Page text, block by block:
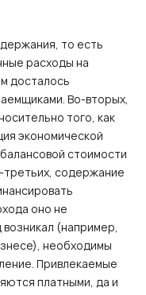
то есть
расходы на
досталось
Во-вторых,
того, как
экономической
стоимости
третьих, содержание
оно не
(например,
необходимы
Привлекаемые
платными, да и